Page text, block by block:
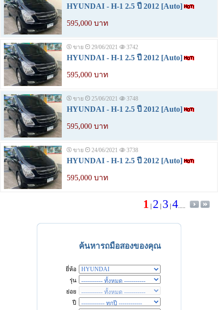
HYUNDAI - H-1 2.5 ปี 2012 [Auto]
595,000 บาท
ขาย 29/06/2021 3742
HYUNDAI - H-1 2.5 ปี 2012 [Auto]
595,000 บาท
ขาย 25/06/2021 3748
HYUNDAI - H-1 2.5 ปี 2012 [Auto]
595,000 บาท
ขาย 24/06/2021 3738
HYUNDAI - H-1 2.5 ปี 2012 [Auto]
595,000 บาท
1 2 3 4.....
ค้นหารถมือสองของคุณ
ยี่ห้อ
รุ่น
ย่อย
ปี